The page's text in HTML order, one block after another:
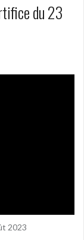
du 23
2023